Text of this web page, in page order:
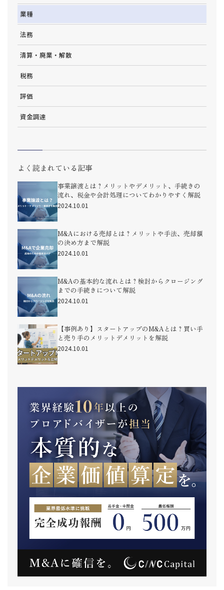
業種
法務
清算・廃業・解散
税務
評価
資金調達
よく読まれている記事
事業譲渡とは？メリットやデメリット、手続きの
流れ、税金や会計処理についてわかりやすく解説
2024.10.01
M&Aにおける売却とは？メリットや手法、売却額
の決め方まで解説
2024.10.01
M&Aの基本的な流れとは？検討からクロージング
までの手続きについて解説
2024.10.01
【事例あり】スタートアップのM&Aとは？買い手
と売り手のメリットデメリットを解説
2024.10.01